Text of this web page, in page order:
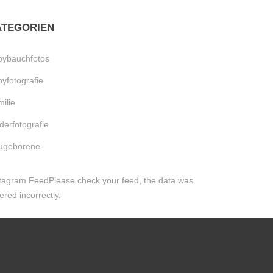
FeedPlease check your feed, the data was
incorrectly.